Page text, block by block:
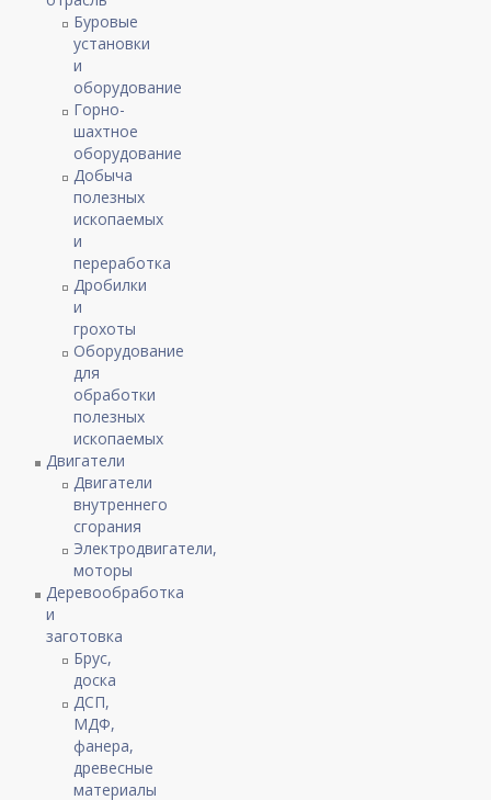
Буровые
установки
и
оборудование
Горно-
шахтное
оборудование
Добыча
полезных
ископаемых
и
переработка
Дробилки
и
грохоты
Оборудование
для
обработки
полезных
ископаемых
Двигатели
Двигатели
внутреннего
сгорания
Электродвигатели,
моторы
Деревообработка
и
заготовка
Брус,
доска
ДСП,
МДФ,
фанера,
древесные
материалы